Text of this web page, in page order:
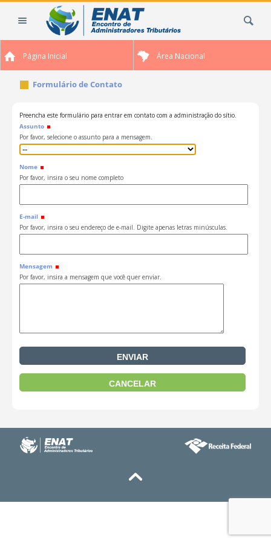
Página Inicial Área Nacional
Formulário de Contato
Preencha este formulário para entrar em contato com a administração do sítio.
Assunto
Por favor, selecione o assunto para a mensagem.
Nome
Por favor, insira o seu nome completo
E-mail
Por favor, insira o seu endereço de e-mail. Digite apenas letras minúsculas.
Mensagem
Por favor, insira a mensagem que você quer enviar.